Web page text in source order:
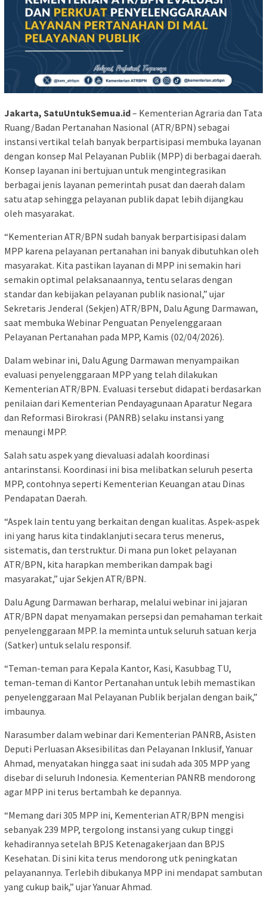
Jakarta, SatuUntukSemua.id– Kementerian Agraria dan Tata
Ruang/Badan Pertanahan Nasional (ATR/BPN) sebagai
instansi vertikal telah banyak berpartisipasi membuka layanan
dengan konsep Mal Pelayanan Publik (MPP) di berbagai daerah.
Konsep layanan ini bertujuan untuk mengintegrasikan
berbagai jenis layanan pemerintah pusat dan daerah dalam
satu atap sehingga pelayanan publik dapat lebih dijangkau
oleh masyarakat.
“Kementerian ATR/BPN sudah banyak berpartisipasi dalam
MPP karena pelayanan pertanahan ini banyak dibutuhkan oleh
masyarakat. Kita pastikan layanan di MPP ini semakin hari
semakin optimal pelaksanaannya, tentu selaras dengan
standar dan kebijakan pelayanan publik nasional,” ujar
Sekretaris Jenderal (Sekjen) ATR/BPN, Dalu Agung Darmawan,
saat membuka Webinar Penguatan Penyelenggaraan
Pelayanan Pertanahan pada MPP, Kamis (02/04/2026).
Dalam webinar ini, Dalu Agung Darmawan menyampaikan
evaluasi penyelenggaraan MPP yang telah dilakukan
Kementerian ATR/BPN. Evaluasi tersebut didapati berdasarkan
penilaian dari Kementerian Pendayagunaan Aparatur Negara
dan Reformasi Birokrasi (PANRB) selaku instansi yang
menaungi MPP.
Salah satu aspek yang dievaluasi adalah koordinasi
antarinstansi. Koordinasi ini bisa melibatkan seluruh peserta
MPP, contohnya seperti Kementerian Keuangan atau Dinas
Pendapatan Daerah.
“Aspek lain tentu yang berkaitan dengan kualitas. Aspek-aspek
ini yang harus kita tindaklanjuti secara terus menerus,
sistematis, dan terstruktur. Di mana pun loket pelayanan
ATR/BPN, kita harapkan memberikan dampak bagi
masyarakat,” ujar Sekjen ATR/BPN.
Dalu Agung Darmawan berharap, melalui webinar ini jajaran
ATR/BPN dapat menyamakan persepsi dan pemahaman terkait
penyelenggaraan MPP. Ia meminta untuk seluruh satuan kerja
(Satker) untuk selalu responsif.
“Teman-teman para Kepala Kantor, Kasi, Kasubbag TU,
teman-teman di Kantor Pertanahan untuk lebih memastikan
penyelenggaraan Mal Pelayanan Publik berjalan dengan baik,”
imbaunya.
Narasumber dalam webinar dari Kementerian PANRB, Asisten
Deputi Perluasan Aksesibilitas dan Pelayanan Inklusif, Yanuar
Ahmad, menyatakan hingga saat ini sudah ada 305 MPP yang
disebar di seluruh Indonesia. Kementerian PANRB mendorong
agar MPP ini terus bertambah ke depannya.
“Memang dari 305 MPP ini, Kementerian ATR/BPN mengisi
sebanyak 239 MPP, tergolong instansi yang cukup tinggi
kehadirannya setelah BPJS Ketenagakerjaan dan BPJS
Kesehatan. Di sini kita terus mendorong utk peningkatan
pelayanannya. Terlebih dibukanya MPP ini mendapat sambutan
yang cukup baik,” ujar Yanuar Ahmad.